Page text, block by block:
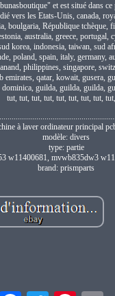
et est situé dans
vers les Etats-Unis, canada,
boulgaria, République tchèque,
australia, greece, portugal,
korea, indonesia, taiwan, sud
poland, spain, italy, germany,
philippines, singapore,
emirates, qatar, kowait, gusera,
guilda, guilda, guilda,
tut, tut, tut, tut, tut, tut, tut, tut,
à laver ordinateur principal
modèle: divers
type: partie
w11400681, mvwb835dw3
brand: prismparts